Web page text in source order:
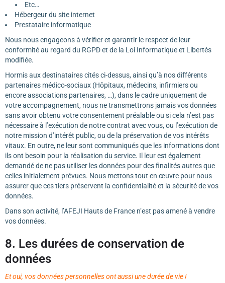
Etc…
Hébergeur du site internet
Prestataire informatique
Nous nous engageons à vérifier et garantir le respect de leur
conformité au regard du RGPD et de la Loi Informatique et Libertés
modifiée.
Hormis aux destinataires cités ci-dessus, ainsi qu’à nos différents
partenaires médico-sociaux (Hôpitaux, médecins, infirmiers ou
encore associations partenaires, …), dans le cadre uniquement de
votre accompagnement, nous ne transmettrons jamais vos données
sans avoir obtenu votre consentement préalable ou si cela n’est pas
nécessaire à l’exécution de notre contrat avec vous, ou l’exécution de
notre mission d’intérêt public, ou de la préservation de vos intérêts
vitaux. En outre, ne leur sont communiqués que les informations dont
ils ont besoin pour la réalisation du service. Il leur est également
demandé de ne pas utiliser les données pour des finalités autres que
celles initialement prévues. Nous mettons tout en œuvre pour nous
assurer que ces tiers préservent la confidentialité et la sécurité de vos
données.
Dans son activité, l’AFEJI Hauts de France n’est pas amené à vendre
vos données.
8. Les durées de conservation de
données
Et oui, vos données personnelles ont aussi une durée de vie !